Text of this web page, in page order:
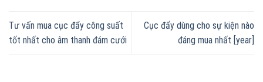
Tư vấn mua cục đẩy công suất
tốt nhất cho âm thanh đám cưới
Cục đẩy dùng cho sự kiện nào
đáng mua nhất [year]